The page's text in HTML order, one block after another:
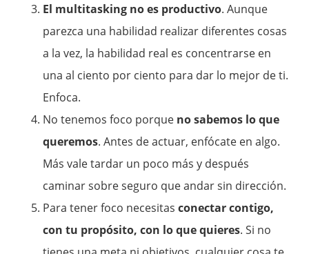
El multitasking no es productivo. Aunque
parezca una habilidad realizar diferentes cosas
a la vez, la habilidad real es concentrarse en
una al ciento por ciento para dar lo mejor de ti.
Enfoca.
No tenemos foco porque no sabemos lo que
queremos. Antes de actuar, enfócate en algo.
Más vale tardar un poco más y después
caminar sobre seguro que andar sin dirección.
Para tener foco necesitasconectar contigo,
con tu propósito, con lo que quieres. Si no